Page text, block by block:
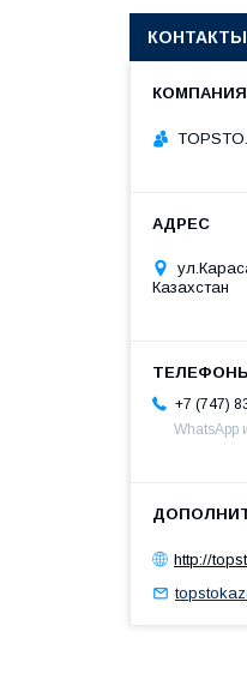
КОНТАКТЫ
Казахстан
+7 (747)
WhatsApp
http://